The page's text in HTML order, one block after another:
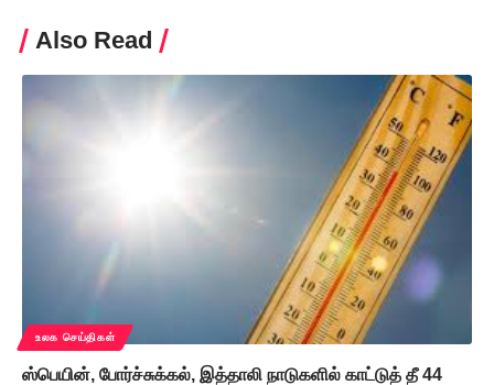
Also Read
உலக செய்திகள்
ஸ்பெயின், போர்ச்சுக்கல், இத்தாலி நாடுகளில் காட்டுத் தீ 44